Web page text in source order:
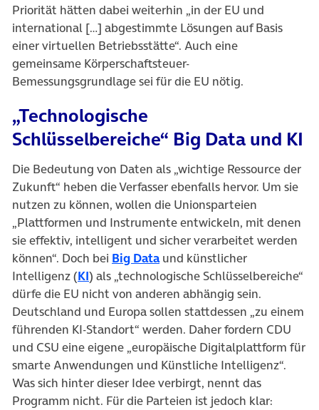
Priorität hätten dabei weiterhin „in der EU und
international […] abgestimmte Lösungen auf Basis
einer virtuellen Betriebsstätte“. Auch eine
gemeinsame Körperschaftsteuer-
Bemessungsgrundlage sei für die EU nötig.
„Technologische
Schlüsselbereiche“ Big Data und KI
Die Bedeutung von Daten als „wichtige Ressource der
Zukunft“ heben die Verfasser ebenfalls hervor. Um sie
nutzen zu können, wollen die Unionsparteien
„Plattformen und Instrumente entwickeln, mit denen
sie effektiv, intelligent und sicher verarbeitet werden
können“. Doch bei Big Data(öffnet in neuem Tab)
und künstlicher
Intelligenz (KI(öffnet in neuem Tab)
) als „technologische Schlüsselbereiche“
dürfe die EU nicht von anderen abhängig sein.
Deutschland und Europa sollen stattdessen „zu einem
führenden KI-Standort“ werden. Daher fordern CDU
und CSU eine eigene „europäische Digitalplattform für
smarte Anwendungen und Künstliche Intelligenz“.
Was sich hinter dieser Idee verbirgt, nennt das
Programm nicht. Für die Parteien ist jedoch klar: